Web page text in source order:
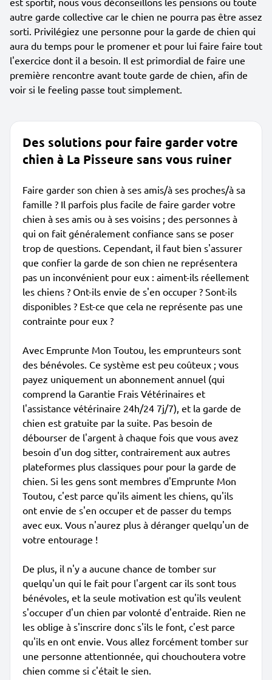
autre garde collective car le chien ne pourra pas être assez
sorti. Privilégiez une personne pour la garde de chien qui
aura du temps pour le promener et pour lui faire faire tout
l'exercice dont il a besoin. Il est primordial de faire une
première rencontre avant toute garde de chien, afin de
voir si le feeling passe tout simplement.
Des solutions pour faire garder votre
chien à La Pisseure sans vous ruiner
Faire garder son chien à ses amis/à ses proches/à sa
famille ? Il parfois plus facile de faire garder votre
chien à ses amis ou à ses voisins ; des personnes à
qui on fait généralement confiance sans se poser
trop de questions. Cependant, il faut bien s'assurer
que confier la garde de son chien ne représentera
pas un inconvénient pour eux : aiment-ils réellement
les chiens ? Ont-ils envie de s'en occuper ? Sont-ils
disponibles ? Est-ce que cela ne représente pas une
contrainte pour eux ?
Avec Emprunte Mon Toutou, les emprunteurs sont
des bénévoles. Ce système est peu coûteux ; vous
payez uniquement un abonnement annuel (qui
comprend la Garantie Frais Vétérinaires et
l'assistance vétérinaire 24h/24 7j/7), et la garde de
chien est gratuite par la suite. Pas besoin de
débourser de l'argent à chaque fois que vous avez
besoin d'un dog sitter, contrairement aux autres
plateformes plus classiques pour pour la garde de
chien. Si les gens sont membres d'Emprunte Mon
Toutou, c'est parce qu'ils aiment les chiens, qu'ils
ont envie de s'en occuper et de passer du temps
avec eux. Vous n'aurez plus à déranger quelqu'un de
votre entourage !
De plus, il n'y a aucune chance de tomber sur
quelqu'un qui le fait pour l'argent car ils sont tous
bénévoles, et la seule motivation est qu'ils veulent
s'occuper d'un chien par volonté d'entraide. Rien ne
les oblige à s'inscrire donc s'ils le font, c'est parce
qu'ils en ont envie. Vous allez forcément tomber sur
une personne attentionnée, qui chouchoutera votre
chien comme si c'était le sien.